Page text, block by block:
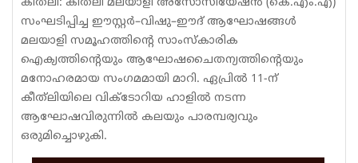
കീത്‌ലി: കീത്‌ലി മലയാളി അസോസിയേഷൻ (കെ.എം.എ)
സംഘടിപ്പിച്ച ഈസ്റ്റർ–വിഷു–ഈദ് ആഘോഷങ്ങൾ
മലയാളി സമൂഹത്തിന്റെ സാംസ്‌കാരിക
ഐക്യത്തിന്റെയും ആഘോഷചൈതന്യത്തിന്റെയും
മനോഹരമായ സംഗമമായി മാറി. ഏപ്രിൽ 11-ന്
കീത്‌ലിയിലെ വിക്ടോറിയ ഹാളിൽ നടന്ന
ആഘോഷവിരുന്നിൽ കലയും പാരമ്പര്യവും
ഒരുമിച്ചൊഴുകി.